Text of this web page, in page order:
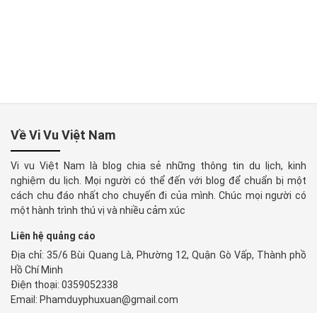
Về Vi Vu Việt Nam
Vi vu Việt Nam là blog chia sẻ những thông tin du lịch, kinh
nghiệm du lịch. Mọi người có thể đến với blog để chuẩn bị một
cách chu đáo nhất cho chuyến đi của mình. Chúc mọi người có
một hành trình thú vị và nhiều cảm xúc
Liên hệ quảng cáo
Địa chỉ: 35/6 Bùi Quang Là, Phường 12, Quận Gò Vấp, Thành phồ
Hồ Chí Minh
Điện thoại: 0359052338
Email: Phamduyphuxuan@gmail.com